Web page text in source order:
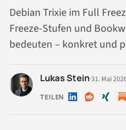
Debian Trixie im Full
Freeze-Stufen und
bedeuten – konkret und
Lukas Stein·31. Mai
TEILEN Auf Auf Auf